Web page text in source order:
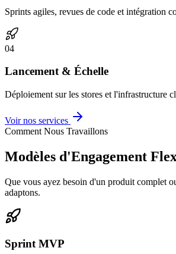
Sprints agiles, revues de code et intégration
04
Lancement & Échelle
Déploiement sur les stores et l'infrastructure
Voir nos services
Comment Nous Travaillons
Modèles d'Engagement
Que vous ayez besoin d'un produit complet
adaptons.
Sprint MVP